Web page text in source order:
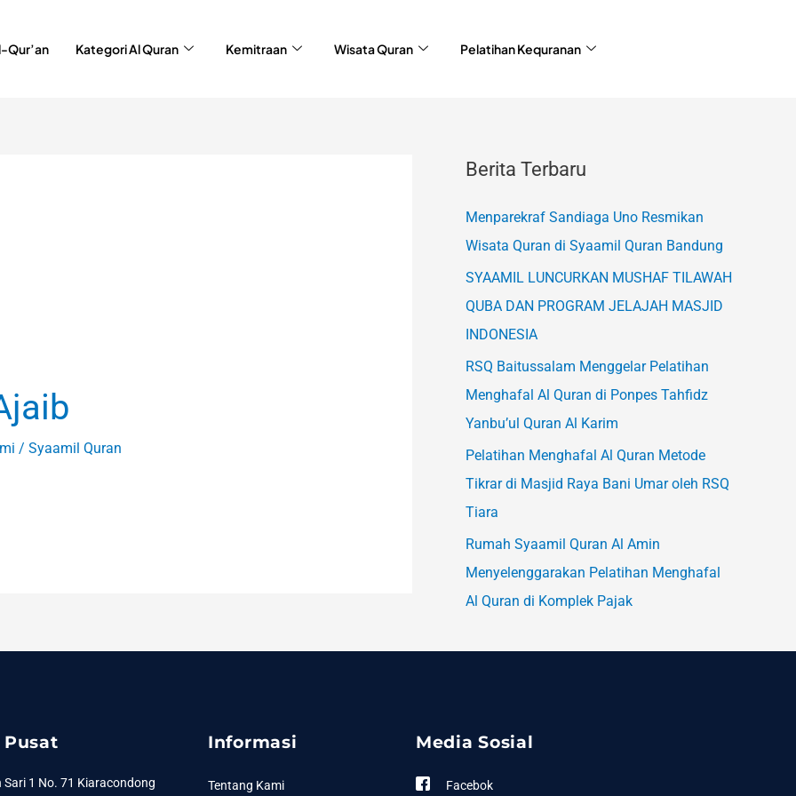
Qur’an Kategori Al Quran Kemitraan Wisata Quran Pelatihan Kequranan
/ Syaamil Quran
Berita Terbaru
Menparekraf Sandiaga Uno Resmikan
Wisata Quran di Syaamil Quran Bandung
SYAAMIL LUNCURKAN MUSHAF TILAWAH
QUBA DAN PROGRAM JELAJAH MASJID
INDONESIA
RSQ Baitussalam Menggelar Pelatihan
Menghafal Al Quran di Ponpes Tahfidz
Yanbu’ul Quran Al Karim
Pelatihan Menghafal Al Quran Metode
Tikrar di Masjid Raya Bani Umar oleh RSQ
Tiara
Rumah Syaamil Quran Al Amin
Menyelenggarakan Pelatihan Menghafal
Al Quran di Komplek Pajak
Sari 1 No. 71 Kiaracondong
Informasi
Tentang Kami
Media Sosial
Facebok